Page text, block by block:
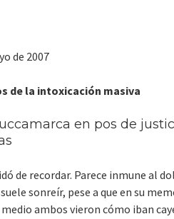
de 2007
de la intoxicación masiva
en pos de
de recordar. Parece inmune al
sonreír, pese a que en su
ambos vieron cómo iban